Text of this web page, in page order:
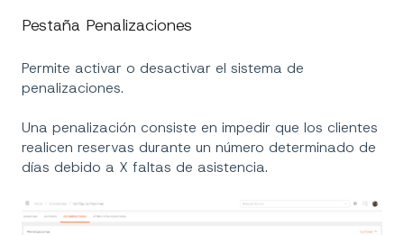
Pestaña Penalizaciones
Permite activar o desactivar el sistema de
penalizaciones.
Una penalización consiste en impedir que los clientes
realicen reservas durante un número determinado de
días debido a X faltas de asistencia.